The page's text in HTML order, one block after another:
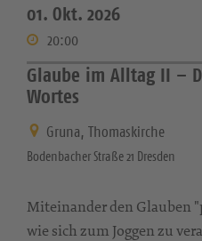
01. Okt. 2026
20:00
Glaube im Alltag II –
Wortes
Gruna, Thomaskirche
Bodenbacher Straße 21 Dresden
Miteinander den Glauben
wie sich zum Joggen zu